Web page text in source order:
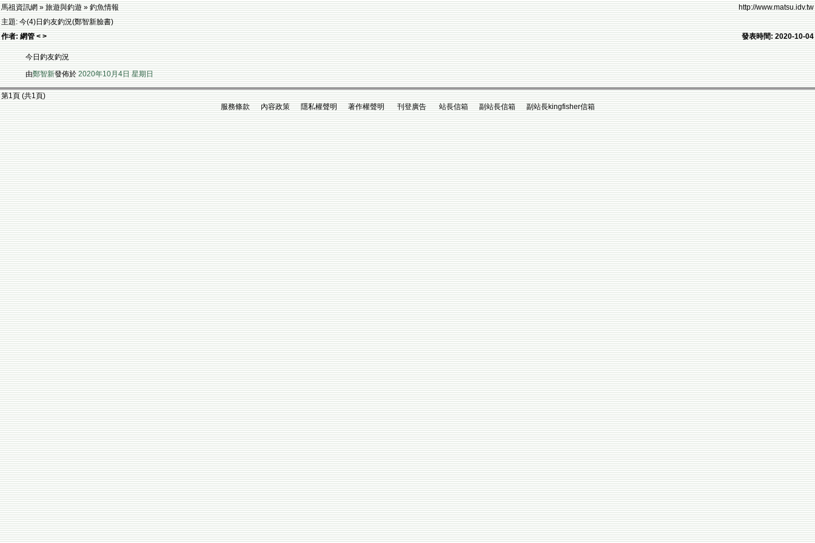
馬祖資訊網 » 旅遊與釣遊 » 釣魚情報
http://www.matsu.idv.tw
主題: 今(4)日釣友釣況(鄭智新臉書)
作者: 網管 < >
發表時間: 2020-10-04
今日釣友釣況
由鄭智新發佈於2020年10月4日 星期日
第1頁 (共1頁)
服務條款 內容政策 隱私權聲明 著作權聲明 刊登廣告 站長信箱 副站長信箱 副站長kingfisher信箱